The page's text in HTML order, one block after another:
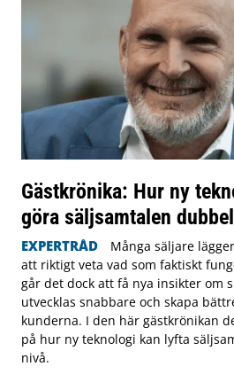
Gästkrönika: Hur ny
göra säljsamtalen
EXPERTRÅD
Många säljare
att riktigt veta vad som faktiskt
går det dock att få nya insikter om
utvecklas snabbare och skapa
kunderna. I den här gästkrönikan
på hur ny teknologi kan lyfta
nivå.